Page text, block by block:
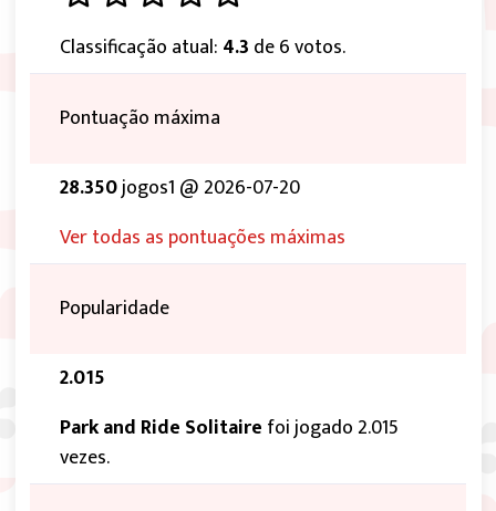
Classificação atual: 4.3 de 6 votos.
Pontuação máxima
28.350jogos1 @ 2026-07-20
Ver todas as pontuações máximas
Popularidade
2.015
Park and Ride Solitaire foi jogado 2.015
vezes.